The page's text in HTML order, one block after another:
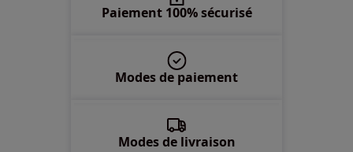
Disponible dans 4 semaines
Disponible dans 4 semaines
Paiement 100% sécurisé
Modes de paiement
Modes de livraison